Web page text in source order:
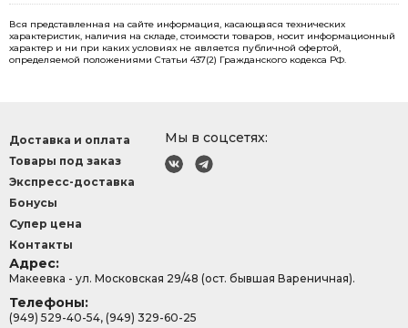
Вся представленная на сайте информация, касающаяся технических
характеристик, наличия на складе, стоимости товаров, носит информационный
характер и ни при каких условиях не является публичной офертой,
определяемой положениями Статьи 437(2) Гражданского кодекса РФ.
Мы в соцсетях:
Доставка и оплата
Товары под заказ
Экспресс-доставка
Бонусы
Супер цена
Контакты
Адрес:
Макеевка - ул. Московская 29/48 (ост. бывшая Вареничная).
Телефоны:
(949) 529-40-54, (949) 329-60-25